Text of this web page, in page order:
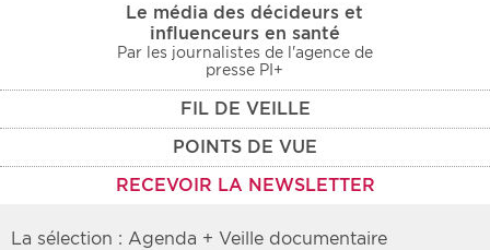
Le média des décideurs et
influenceurs en santé
Par les journalistes de l'agence de
presse PI+
FIL DE VEILLE
POINTS DE VUE
RECEVOIR LA NEWSLETTER
La sélection : Agenda + Veille documentaire